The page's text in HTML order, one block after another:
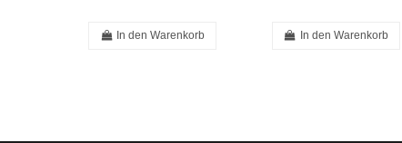
In den Warenkorb In den Warenkorb